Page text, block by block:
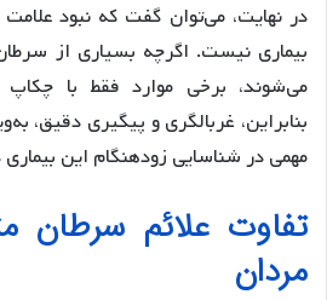
در نهایت، می‌توان گفت که نبود
بیماری نیست. اگرچه بسیاری از
می‌شوند، برخی موارد فقط با
بنابراین، غربالگری و پیگیری دقیق،
مهمی در شناسایی زودهنگام این بیماری
تفاوت علائم سرطان
مردان